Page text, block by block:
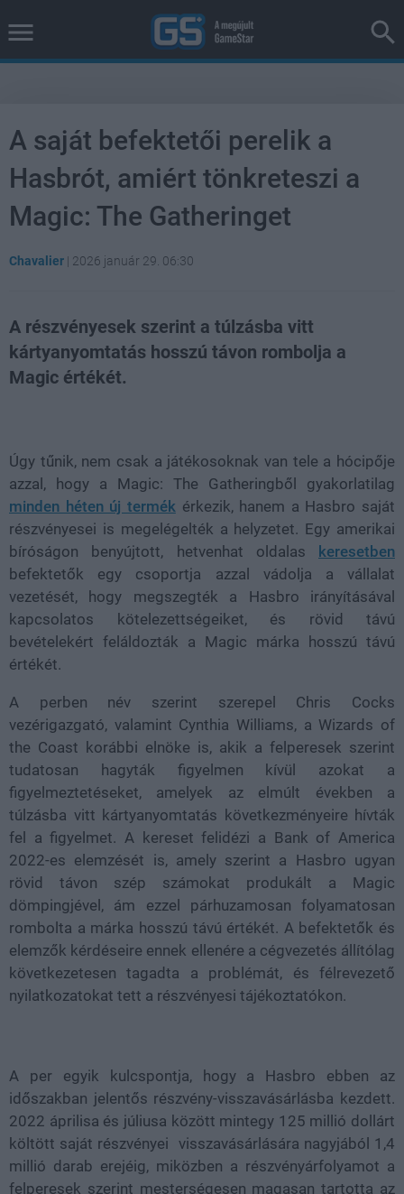
A saját befektetői perelik a
Hasbrót, amiért tönkreteszi a
Magic: The Gatheringet
Chavalier | 2026 január 29. 06:30
A részvényesek szerint a túlzásba vitt
kártyanyomtatás hosszú távon rombolja a
Magic értékét.
Úgy tűnik, nem csak a játékosoknak van tele a hócipője
azzal, hogy a Magic: The Gatheringből gyakorlatilag
minden héten új termékérkezik, hanem a Hasbro saját
részvényesei is megelégelték a helyzetet. Egy amerikai
bíróságon benyújtott, hetvenhat oldalas
keresetben
befektetők egy csoportja azzal vádolja a vállalat
vezetését, hogy megszegték a Hasbro irányításával
kapcsolatos kötelezettségeiket, és rövid távú
bevételekért feláldozták a Magic márka hosszú távú
értékét.
A perben név szerint szerepel Chris Cocks
vezérigazgató, valamint Cynthia Williams, a Wizards of
the Coast korábbi elnöke is, akik a felperesek szerint
tudatosan hagyták figyelmen kívül azokat a
figyelmeztetéseket, amelyek az elmúlt években a
túlzásba vitt kártyanyomtatás következményeire hívták
fel a figyelmet. A kereset felidézi a Bank of America
2022-es elemzését is, amely szerint a Hasbro ugyan
rövid távon szép számokat produkált a Magic
dömpingjével, ám ezzel párhuzamosan folyamatosan
rombolta a márka hosszú távú értékét. A befektetők és
elemzők kérdéseire ennek ellenére a cégvezetés állítólag
következetesen tagadta a problémát, és félrevezető
nyilatkozatokat tett a részvényesi tájékoztatókon.
A per egyik kulcspontja, hogy a Hasbro ebben az
időszakban jelentős részvény-visszavásárlásba kezdett.
2022 áprilisa és júliusa között mintegy 125 millió dollárt
költött saját részvényei visszavásárlására nagyjából 1,4
millió darab erejéig, miközben a részvényárfolyamot a
felperesek szerint mesterségesen magasan tartotta az